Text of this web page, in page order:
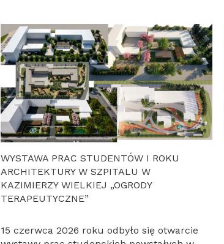
WYSTAWA PRAC STUDENTÓW I ROKU
ARCHITEKTURY W SZPITALU W
KAZIMIERZY WIELKIEJ „OGRODY
TERAPEUTYCZNE”
15 czerwca 2026 roku odbyło się otwarcie